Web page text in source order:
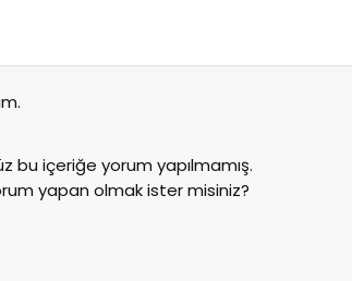
bu içeriğe yorum yapılmamış.
yapan olmak ister misiniz?